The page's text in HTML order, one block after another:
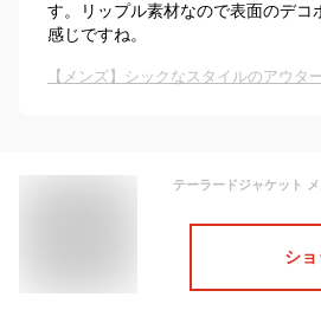
す。リップル素材なので表面のデコ
感じですね。
シ